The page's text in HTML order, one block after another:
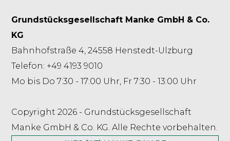
Grundstücksgesellschaft Manke GmbH & Co.
KG
Bahnhofstraße 4, 24558 Henstedt-Ulzburg
Telefon: +49 4193 9010
Mo bis Do 7:30 - 17:00 Uhr, Fr 7:30 - 13:00 Uhr
Copyright 2026 - Grundstücksgesellschaft
Manke GmbH & Co. KG. Alle Rechte vorbehalten.